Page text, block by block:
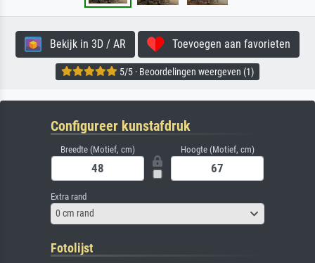
Bekijk in 3D / AR Toevoegen aan favorieten
5/5 · Beoordelingen weergeven (1)
Configureer kunstafdruk
Breedte (Motief, cm) Hoogte (Motief, cm)
Extra rand
0 cm rand
Fotolijst